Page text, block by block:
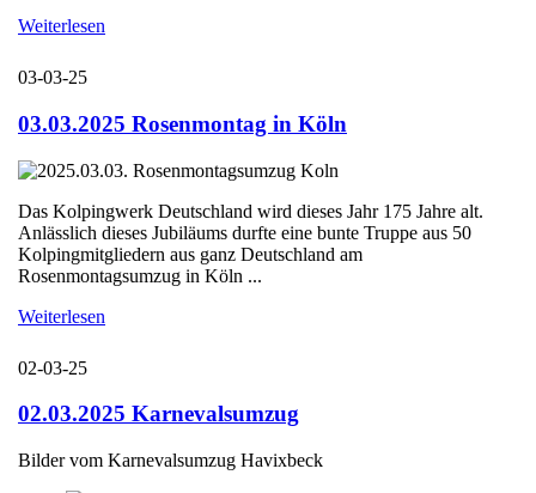
Weiterlesen
03-03-25
03.03.2025 Rosenmontag in Köln
Das Kolpingwerk Deutschland wird dieses Jahr 175 Jahre alt.
Anlässlich dieses Jubiläums durfte eine bunte Truppe aus 50
Kolpingmitgliedern aus ganz Deutschland am
Rosenmontagsumzug in Köln ...
Weiterlesen
02-03-25
02.03.2025 Karnevalsumzug
Bilder vom Karnevalsumzug Havixbeck